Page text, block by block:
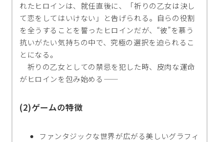
れたヒロインは、就任直後に、「祈りの乙女は決し
て恋をしてはいけない」と告げられる。自らの役割
を全うすることを誓ったヒロインだが、“彼”を慕う
抗いがたい気持ちの中で、究極の選択を迫られるこ
とになる。
祈りの乙女としての禁忌を犯した時、皮肉な運命
がヒロインを包み始める――
(2)ゲームの特徴
ファンタジックな世界が広がる美しいグラフィ